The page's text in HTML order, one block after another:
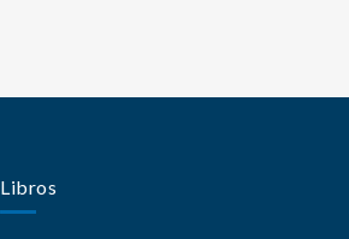
Libros